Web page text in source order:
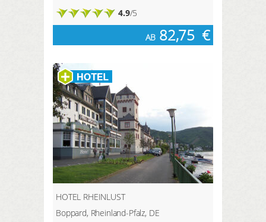
4.9/5
AB 82,75 €
HOTEL RHEINLUST
Boppard, Rheinland-Pfalz, DE